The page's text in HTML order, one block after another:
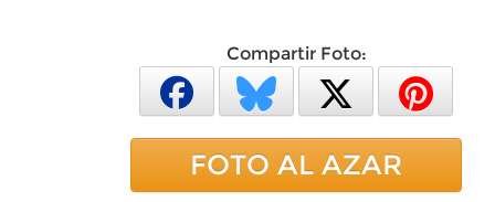
Compartir Foto:
FOTO AL AZAR